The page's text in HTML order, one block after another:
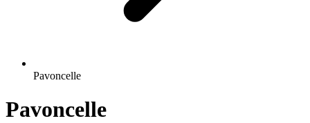
Pavoncelle
Pavoncelle